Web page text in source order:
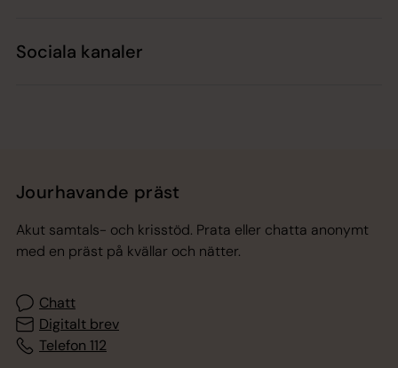
Sociala kanaler
Jourhavande präst
Akut samtals- och krisstöd. Prata eller chatta anonymt
med en präst på kvällar och nätter.
Chatt
Digitalt brev
Telefon 112